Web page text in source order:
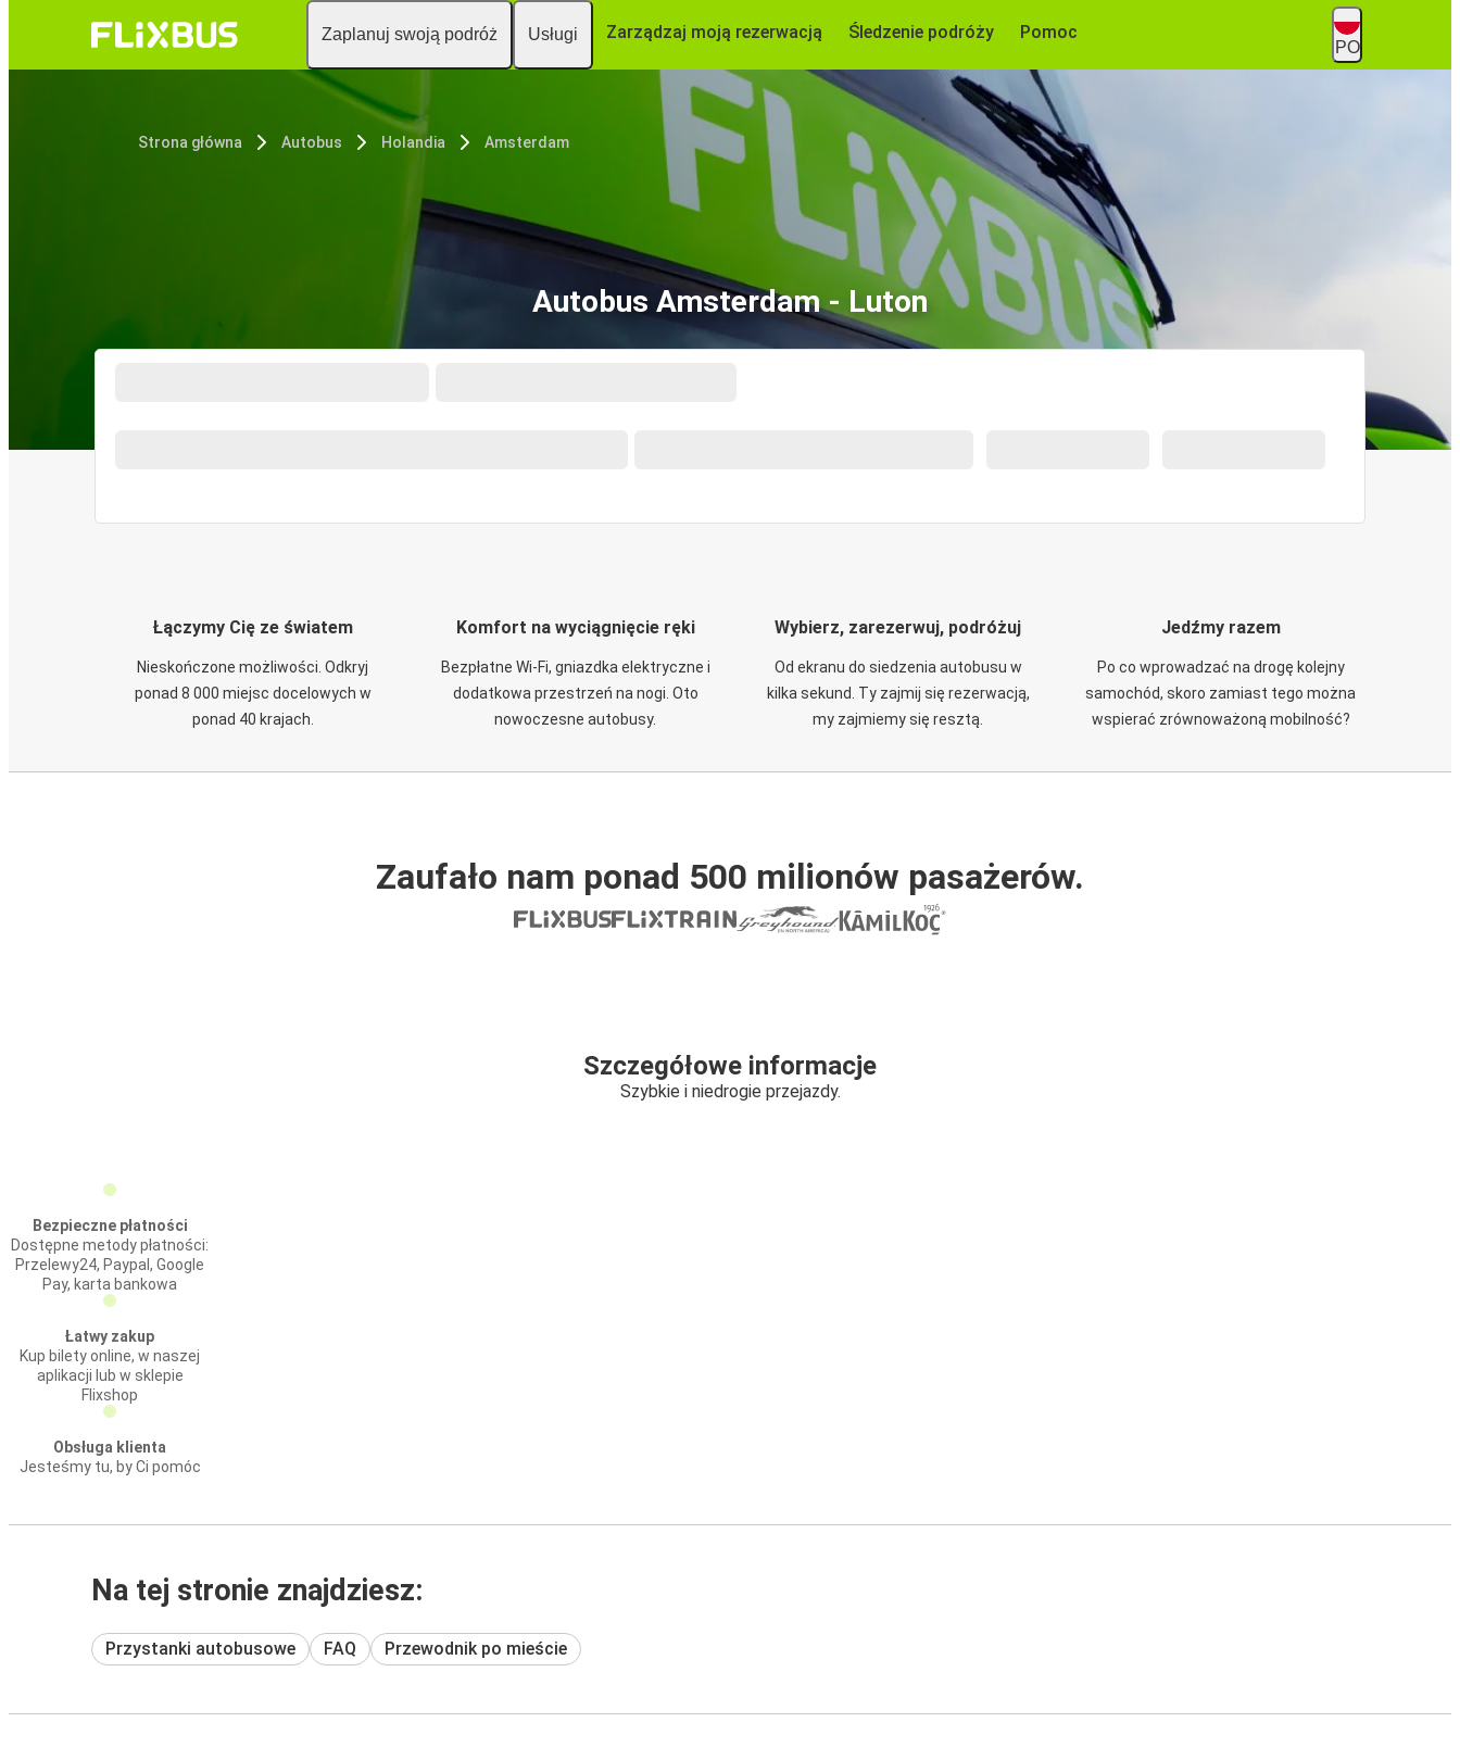
Zaplanuj swoją podróż Usługi Zarządzaj moją rezerwacją Śledzenie podróży Pomoc
PO
Strona główna Autobus Holandia Amsterdam
Autobus Amsterdam - Luton
Łączymy Cię ze światem
Nieskończone możliwości. Odkryj
ponad 8 000 miejsc docelowych w
ponad 40 krajach.
Komfort na wyciągnięcie ręki
Bezpłatne Wi-Fi, gniazdka elektryczne i
dodatkowa przestrzeń na nogi. Oto
nowoczesne autobusy.
Wybierz, zarezerwuj, podróżuj
Od ekranu do siedzenia autobusu w
kilka sekund. Ty zajmij się rezerwacją,
my zajmiemy się resztą.
Jedźmy razem
Po co wprowadzać na drogę kolejny
samochód, skoro zamiast tego można
wspierać zrównoważoną mobilność?
Zaufało nam ponad 500 milionów pasażerów.
Szczegółowe informacje
Szybkie i niedrogie przejazdy.
Bezpieczne płatności
Dostępne metody płatności:
Przelewy24, Paypal, Google
Pay, karta bankowa
Łatwy zakup
Kup bilety online, w naszej
aplikacji lub w sklepie
Flixshop
Obsługa klienta
Jesteśmy tu, by Ci pomóc
Na tej stronie znajdziesz:
Przystanki autobusowe FAQ Przewodnik po mieście